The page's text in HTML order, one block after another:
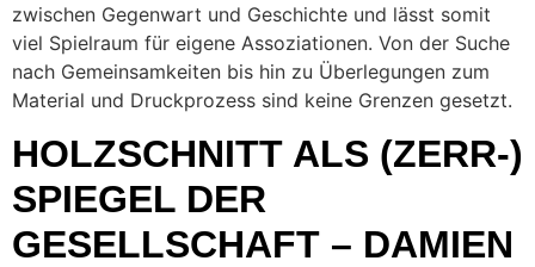
zwischen Gegenwart und Geschichte und lässt somit
viel Spielraum für eigene Assoziationen. Von der Suche
nach Gemeinsamkeiten bis hin zu Überlegungen zum
Material und Druckprozess sind keine Grenzen gesetzt.
HOLZSCHNITT ALS (ZERR-)
SPIEGEL DER
GESELLSCHAFT – DAMIEN